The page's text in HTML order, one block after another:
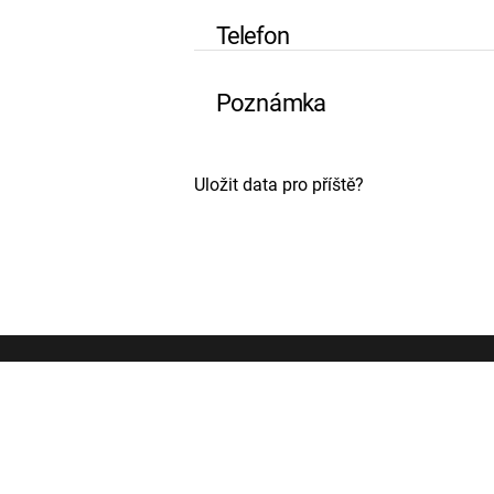
Telefon
Poznámka
Uložit data pro příště?